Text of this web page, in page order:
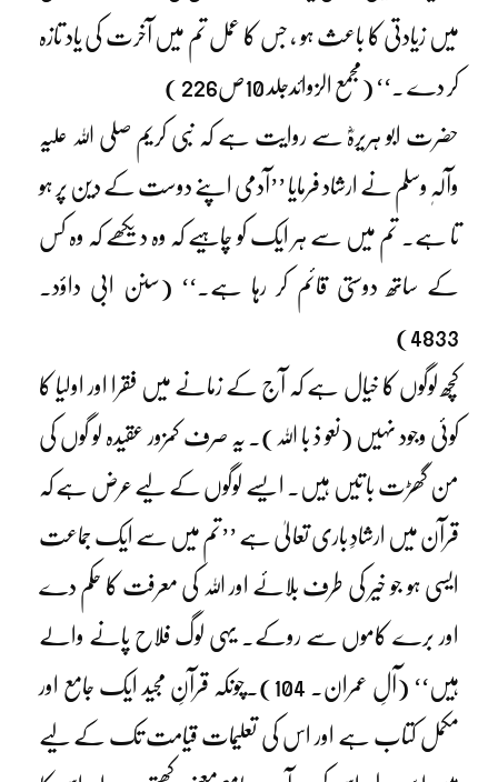
میں زیادتی کا باعث ہو ، جس کا عمل تم میں آخرت کی یاد تازہ
کر دے ۔‘‘ (مجمع الزوائدجلد 10ص226 )
حضرت ابو ہریرہؓ سے روایت ہے کہ نبی کریم صلی اللہ علیہ
وآلہٖ وسلم نے ارشاد فرمایا ’’آدمی اپنے دوست کے دین پر ہو
تا ہے۔ تم میں سے ہر ایک کو چاہیے کہ وہ دیکھے کہ وہ کس
کے ساتھ دوستی قائم کر رہا ہے۔‘‘ (سنن ابی داؤد۔
4833)
کچھ لوگوں کا خیال ہے کہ آج کے زمانے میں فقرا اور اولیا کا
کوئی وجود نہیں (نعو ذ با اللہ)۔ یہ صرف کمزور عقیدہ لو گوں کی
من گھڑت با تیں ہیں۔ ایسے لوگوں کے لیے عرض ہے کہ
قرآن میں ارشادِ باری تعا لیٰ ہے ’’تم میں سے ایک جماعت
ایسی ہو جو خیر کی طرف بلائے اور اللہ کی معرفت کا حکم دے
اور برے کاموں سے روکے۔ یہی لوگ فلاح پانے والے
ہیں‘‘ (آلِ عمران۔ 104)۔چونکہ قرآنِ مجید ایک جامع اور
مکمل کتاب ہے اور اس کی تعلیمات قیامت تک کے لیے